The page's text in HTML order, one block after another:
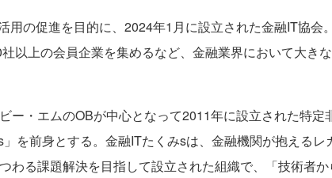
用の促進を目的に、2024年1月に設立された金融IT協会
以上の会員企業を集めるなど、金融業界において大き
ー・エムのOBが中心となって2011年に設立された特定
を前身とする。金融ITたくみsは、金融機関が抱えるレ
わる課題解決を目指して設立された組織で、「技術者